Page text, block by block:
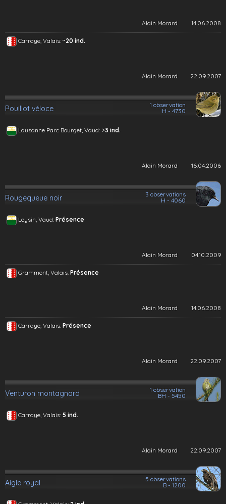
Alain Morard 14.06.2008
Carraye, Valais: ~20 ind.
Alain Morard 22.09.2007
Pouillot véloce
1 observation
H - 4730
Lausanne Parc Bourget, Vaud: >3 ind.
Alain Morard 16.04.2006
Rougequeue noir
3 observations
H - 4060
Leysin, Vaud: Présence
Alain Morard 04.10.2009
Grammont, Valais: Présence
Alain Morard 14.06.2008
Carraye, Valais: Présence
Alain Morard 22.09.2007
Venturon montagnard
1 observation
BH - 5450
Carraye, Valais: 5 ind.
Alain Morard 22.09.2007
Aigle royal
5 observations
B - 1200